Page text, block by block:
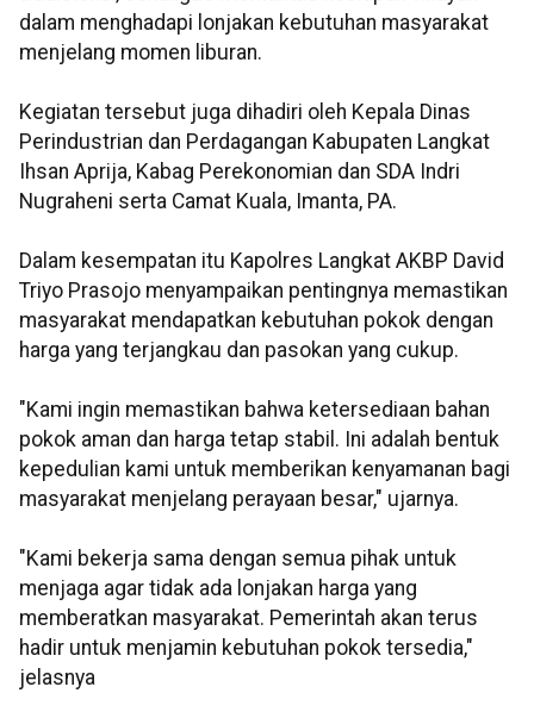
dalam menghadapi lonjakan kebutuhan masyarakat
menjelang momen liburan.
Kegiatan tersebut juga dihadiri oleh Kepala Dinas
Perindustrian dan Perdagangan Kabupaten Langkat
Ihsan Aprija, Kabag Perekonomian dan SDA Indri
Nugraheni serta Camat Kuala, Imanta, PA.
Dalam kesempatan itu Kapolres Langkat AKBP David
Triyo Prasojo menyampaikan pentingnya memastikan
masyarakat mendapatkan kebutuhan pokok dengan
harga yang terjangkau dan pasokan yang cukup.
"Kami ingin memastikan bahwa ketersediaan bahan
pokok aman dan harga tetap stabil. Ini adalah bentuk
kepedulian kami untuk memberikan kenyamanan bagi
masyarakat menjelang perayaan besar," ujarnya.
"Kami bekerja sama dengan semua pihak untuk
menjaga agar tidak ada lonjakan harga yang
memberatkan masyarakat. Pemerintah akan terus
hadir untuk menjamin kebutuhan pokok tersedia,"
jelasnya